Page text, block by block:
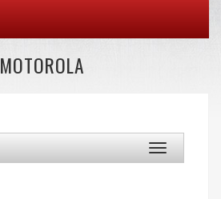
MOTOROLA
Toggle
navigation